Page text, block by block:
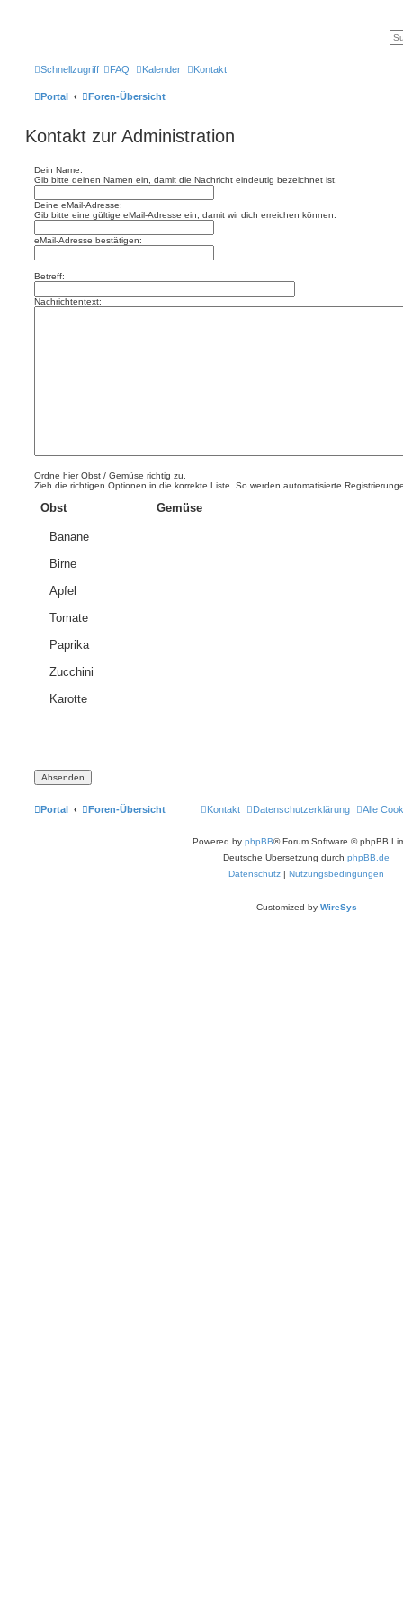
Schnellzugriff FAQ Kalender Kontakt
Portal Foren-Übersicht
Kontakt zur Administration
Dein Name:
Gib bitte deinen Namen ein, damit die Nachricht eindeutig bezeichnet ist.
Deine eMail-Adresse:
Gib bitte eine gültige eMail-Adresse ein, damit wir dich erreichen können.
eMail-Adresse bestätigen:
Betreff:
Nachrichtentext:
Ordne hier Obst / Gemüse richtig zu.
Zieh die richtigen Optionen in die korrekte Liste. So werden automatisierte
Obst
Banane
Birne
Apfel
Tomate
Paprika
Zucchini
Karotte
Gemüse
Portal Foren-Übersicht Alle
Datenschutzerklärung
Kontakt
Powered by phpBB® Forum Software © phpBB
Deutsche Übersetzung durch phpBB.de
Datenschutz | Nutzungsbedingungen
Customized by WireSys